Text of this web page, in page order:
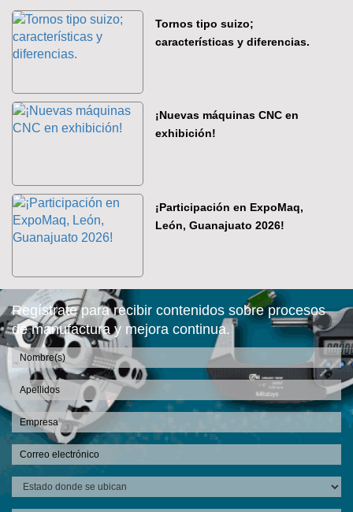
Tornos tipo suizo;
características y diferencias.
¡Nuevas máquinas CNC en
exhibición!
¡Participación en ExpoMaq,
León, Guanajuato 2026!
Regístrate para recibir contenidos sobre procesos
de manufactura y mejora continua.